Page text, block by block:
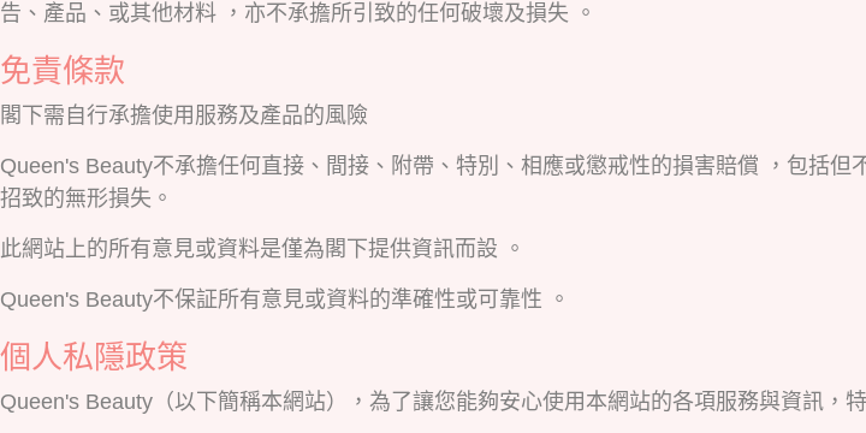
告、產品、或其他材料 ，亦不承擔所引致的任何破壞及損失 。
免責條款
閣下需自行承擔使用服務及產品的風險
Queen's Beauty不承擔任何直接、間接、附帶、特別、相應或懲戒性的損害賠償 ，包括
招致的無形損失。
此網站上的所有意見或資料是僅為閣下提供資訊而設 。
Queen's Beauty不保証所有意見或資料的準確性或可靠性 。
個人私隱政策
Queen's Beauty（以下簡稱本網站），為了讓您能夠安心使用本網站的各項服務與資訊，